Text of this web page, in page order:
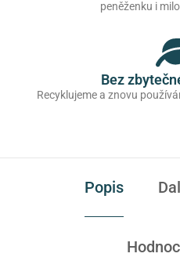
peněženku i
Bez
Recyklujeme a znovu
Popis